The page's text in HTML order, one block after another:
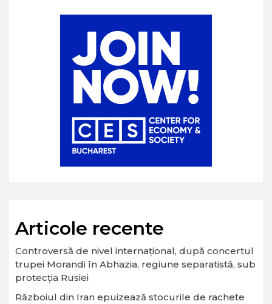
Articole recente
Controversă de nivel internațional, după concertul
trupei Morandi în Abhazia, regiune separatistă, sub
protecția Rusiei
Războiul din Iran epuizează stocurile de rachete